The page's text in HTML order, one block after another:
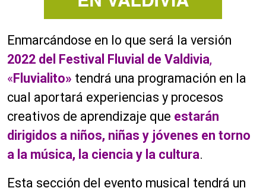
Enmarcándose en lo que será la versión
2022 del Festival Fluvial de Valdivia,
«Fluvialito» tendrá una programación en la
cual aportará experiencias y procesos
creativos de aprendizaje que estarán
dirigidos a niños, niñas y jóvenes en torno
a la música, la ciencia y la cultura.
Esta sección del evento musical tendrá un